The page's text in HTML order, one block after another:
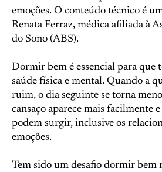
emoções. O conteúdo técnico é
Renata Ferraz, médica afiliada à
do Sono (ABS).
Dormir bem é essencial para que
saúde física e mental. Quando a
ruim, o dia seguinte se torna
cansaço aparece mais facilmente
podem surgir, inclusive os
emoções.
Tem sido um desafio dormir bem